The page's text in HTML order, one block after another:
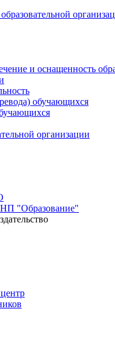
и оснащенность
обучающихся
организации
НП "Образование"